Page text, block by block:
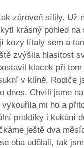
zároveň sílily. Už
krásný pohled
kozy lítaly sem a
zvýšila hlasitost
klacek při
v klíně.
dnes. Chvíli jsme
mi ho a
praktiky i kukání
ještě dva
oba udělali, tak